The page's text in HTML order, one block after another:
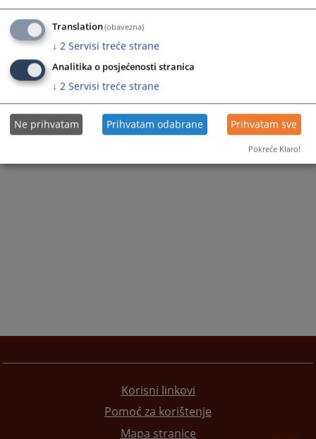
Korisni linkovi
Pomoć za korištenje
Mapa stranice
Translation(obavezna)
↓ 2 Servisi treće strane
Analitika o posjećenosti stranica
↓ 2 Servisi treće strane
Ne prihvatam Prihvatam odabrane Prihvatam sve
Pokreće Klaro!